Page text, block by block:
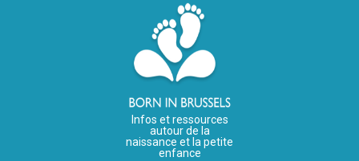
Infos et ressources
autour de la
naissance et la petite
enfance